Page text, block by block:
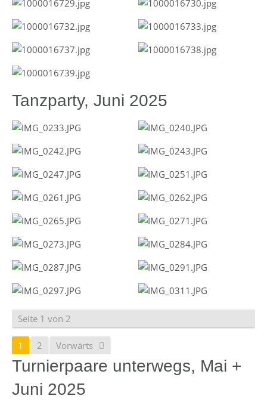
Tanzparty, Juni 2025
Seite 1 von 2
1 2 Vorwärts
Turnierpaare unterwegs, Mai +
Juni 2025